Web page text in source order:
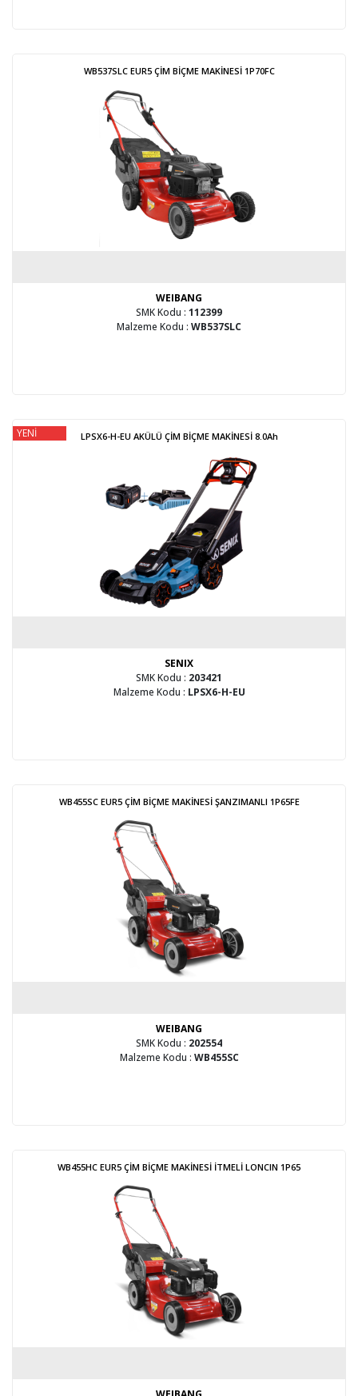
WB537SLC EUR5 ÇİM BİÇME MAKİNESİ 1P70FC
WEIBANG
SMK Kodu : 112399
Malzeme Kodu : WB537SLC
YENİ LPSX6-H-EU AKÜLÜ ÇİM BİÇME MAKİNESİ 8.0Ah
SENIX
SMK Kodu : 203421
Malzeme Kodu : LPSX6-H-EU
WB455SC EUR5 ÇİM BİÇME MAKİNESİ ŞANZIMANLI 1P65FE
WEIBANG
SMK Kodu : 202554
Malzeme Kodu : WB455SC
WB455HC EUR5 ÇİM BİÇME MAKİNESİ İTMELİ LONCIN 1P65